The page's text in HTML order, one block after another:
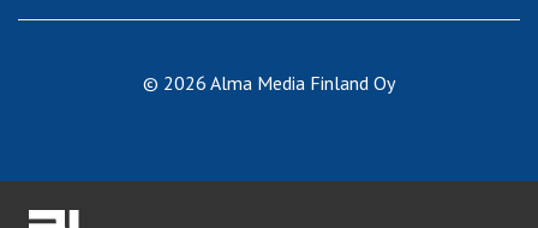
© 2026 Alma Media Finland Oy